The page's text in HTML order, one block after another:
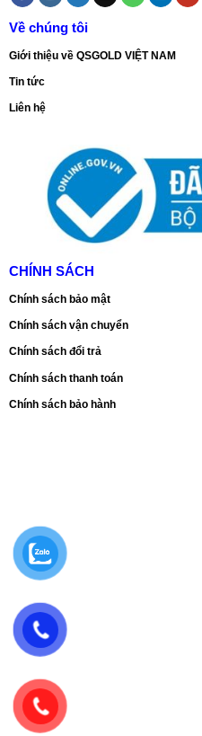
Về chúng tôi
Giới thiệu về QSGOLD VIỆT NAM
Tin tức
Liên hệ
CHÍNH SÁCH
Chính sách bảo mật
Chính sách vận chuyển
Chính sách đổi trả
Chính sách thanh toán
Chính sách bảo hành